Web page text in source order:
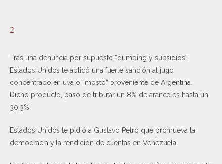
2
Tras una denuncia por supuesto “dumping y subsidios”,
Estados Unidos le aplicó una fuerte sanción al jugo
concentrado en uva o “mosto” proveniente de Argentina.
Dicho producto, pasó de tributar un 8% de aranceles hasta un
30,3%.
Estados Unidos le pidió a Gustavo Petro que promueva la
democracia y la rendición de cuentas en Venezuela.